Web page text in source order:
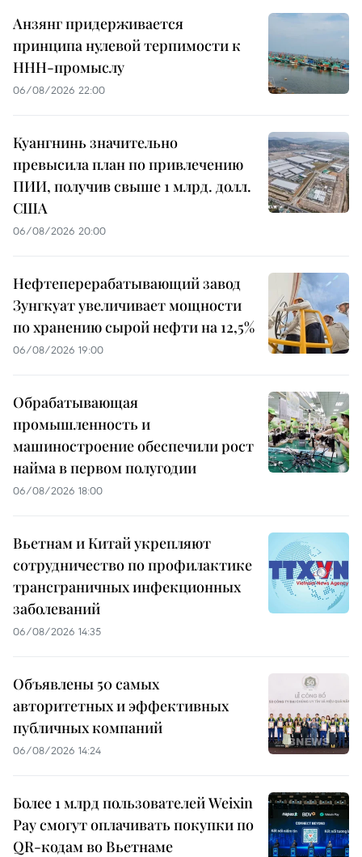
Анзянг придерживается
принципа нулевой терпимости к
ННН-промыслу
06/08/2026 22:00
Куангнинь значительно
превысила план по привлечению
ПИИ, получив свыше 1 млрд. долл.
США
06/08/2026 20:00
Нефтеперерабатывающий завод
Зунгкуат увеличивает мощности
по хранению сырой нефти на 12,5%
06/08/2026 19:00
Обрабатывающая
промышленность и
машиностроение обеспечили рост
найма в первом полугодии
06/08/2026 18:00
Вьетнам и Китай укрепляют
сотрудничество по профилактике
трансграничных инфекционных
заболеваний
06/08/2026 14:35
Объявлены 50 самых
авторитетных и эффективных
публичных компаний
06/08/2026 14:24
Более 1 млрд пользователей Weixin
Pay смогут оплачивать покупки по
QR-кодам во Вьетнаме